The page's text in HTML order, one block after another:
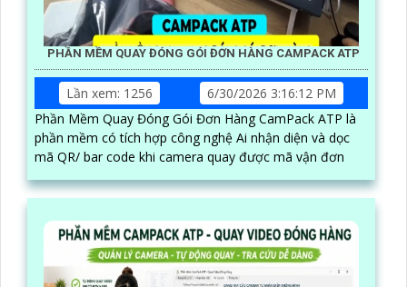
PHẦN MỀM QUAY ĐÓNG GÓI ĐƠN HÀNG CAMPACK ATP
Lần xem: 1256
6/30/2026 3:16:12 PM
Phần Mềm Quay Đóng Gói Đơn Hàng CamPack ATP là
phần mềm có tích hợp công nghệ Ai nhận diện và dọc
mã QR/ bar code khi camera quay được mã vận đơn